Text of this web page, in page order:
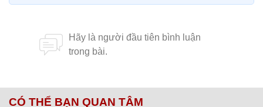
CÓ THỂ BẠN QUAN TÂM